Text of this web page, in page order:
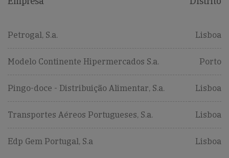
Petrogal, S.a. Lisboa
Modelo Continente Hipermercados S.a. Porto
Pingo-doce - Distribuição Alimentar, S.a. Lisboa
Transportes Aéreos Portugueses, S.a. Lisboa
Edp Gem Portugal, S.a Lisboa